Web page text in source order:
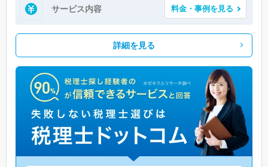
サービス内容 料金・事例を見る
詳細を見る